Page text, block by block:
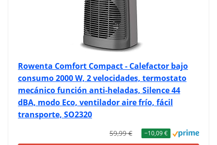
Rowenta Comfort Compact - Calefactor bajo
consumo 2000 W, 2 velocidades, termostato
mecánico función anti-heladas, Silence 44
dBA, modo Eco, ventilador aire frío, fácil
transporte, SO2320
59,99 € −10,09 €